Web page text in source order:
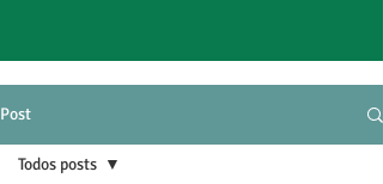
Post
Todos posts